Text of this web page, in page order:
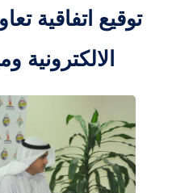
توقيع اتفاقية
الالكترونية